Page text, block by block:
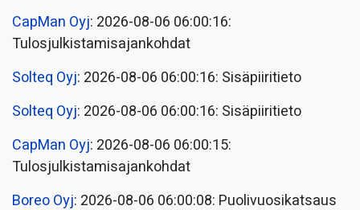
CapMan Oyj: 2026-08-06 06:00:16:
Tulosjulkistamisajankohdat
Solteq Oyj: 2026-08-06 06:00:16: Sisäpiiritieto
Solteq Oyj: 2026-08-06 06:00:16: Sisäpiiritieto
CapMan Oyj: 2026-08-06 06:00:15:
Tulosjulkistamisajankohdat
Boreo Oyj: 2026-08-06 06:00:08: Puolivuosikatsaus